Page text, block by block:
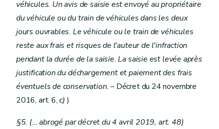
véhicules. Un avis de saisie est envoyé au propriétaire
du véhicule ou du train de véhicules dans les deux
jours ouvrables. Le véhicule ou le train de véhicules
reste aux frais et risques de l'auteur de l'infraction
pendant la durée de la saisie. La saisie est levée après
justification du déchargement et paiement des frais
éventuels de conservation.– Décret du 24 novembre
2016, art. 6,c) )
§5. (... abrogé par décret du 4 avril 2019, art. 48)